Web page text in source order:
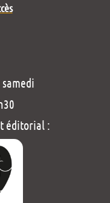
éditorial :